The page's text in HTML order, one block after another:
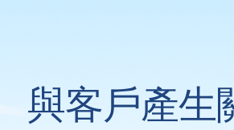
與客戶產生